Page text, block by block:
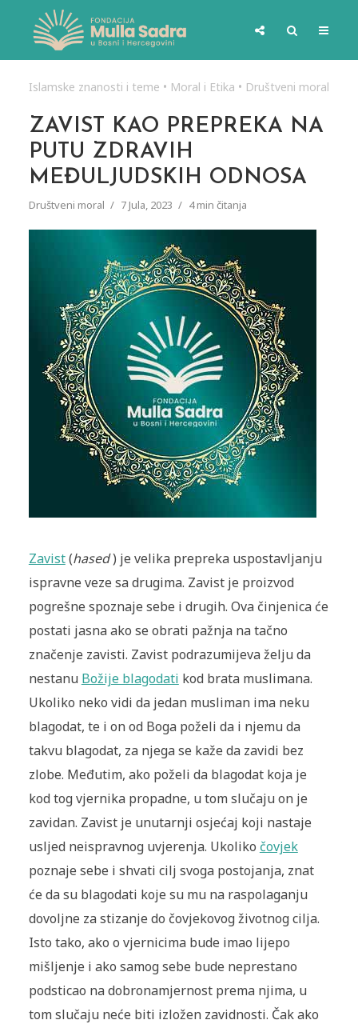
Islamske znanosti i teme • Moral i Etika • Društveni moral
ZAVIST KAO PREPREKA NA
PUTU ZDRAVIH
MEĐULJUDSKIH ODNOSA
Društveni moral 7 Jula, 2023 4 min čitanja
Zavist(hased) je velika prepreka uspostavljanju
ispravne veze sa drugima. Zavist je proizvod
pogrešne spoznaje sebe i drugih. Ova činjenica će
postati jasna ako se obrati pažnja na tačno
značenje zavisti. Zavist podrazumijeva želju da
nestanu Božije blagodati kod brata muslimana.
Ukoliko neko vidi da jedan musliman ima neku
blagodat, te i on od Boga poželi da i njemu da
takvu blagodat, za njega se kaže da zavidi bez
zlobe. Međutim, ako poželi da blagodat koja je
kod tog vjernika propadne, u tom slučaju on je
zavidan. Zavist je unutarnji osjećaj koji nastaje
usljed neispravnog uvjerenja. Ukoliko čovjek
poznaje sebe i shvati cilj svoga postojanja, znat
će da su blagodati koje su mu na raspolaganju
dovoljne za stizanje do čovjekovog životnog cilja.
Isto tako, ako o vjernicima bude imao lijepo
mišljenje i ako samog sebe bude neprestano
podsticao na dobronamjernost prema njima, u
tom slučaju neće biti izložen zavidnosti. Čak ako